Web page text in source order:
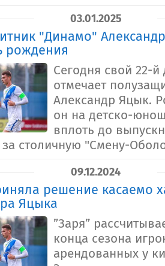
03.01.2025
"Динамо"
рождения
Сегодня свой 22-
отмечает
Александр Яцык.
он на детско-
вплоть до
за столичную "Смену-
09.12.2024
решение касаемо
Яцыка
”Заря”
конца сезона
арендованных у